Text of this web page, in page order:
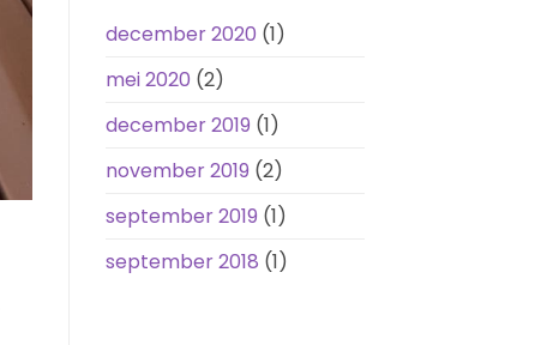
december 2020 (1)
mei 2020 (2)
december 2019 (1)
november 2019 (2)
september 2019 (1)
september 2018 (1)